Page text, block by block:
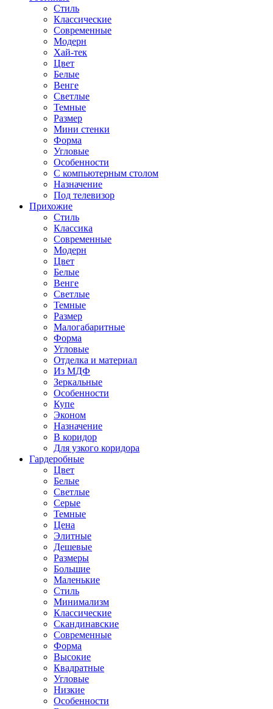
Стиль
Классические
Современные
Модерн
Хай-тек
Цвет
Белые
Венге
Светлые
Темные
Размер
Мини стенки
Форма
Угловые
Особенности
С компьютерным столом
Назначение
Под телевизор
Прихожие
Стиль
Классика
Современные
Модерн
Цвет
Белые
Венге
Светлые
Темные
Размер
Малогабаритные
Форма
Угловые
Отделка и материал
Из МДФ
Зеркальные
Особенности
Купе
Эконом
Назначение
В коридор
Для узкого коридора
Гардеробные
Цвет
Белые
Светлые
Серые
Темные
Цена
Элитные
Дешевые
Размеры
Большие
Маленькие
Стиль
Минимализм
Классические
Скандинавские
Современные
Форма
Высокие
Квадратные
Угловые
Низкие
Особенности